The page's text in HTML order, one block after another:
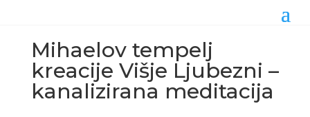
Mihaelov tempelj
kreacije Višje Ljubezni –
kanalizirana meditacija